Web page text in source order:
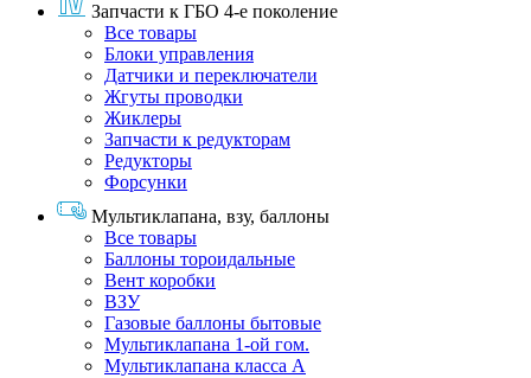
Запчасти к ГБО 4-е поколение
Все товары
Блоки управления
Датчики и переключатели
Жгуты проводки
Жиклеры
Запчасти к редукторам
Редукторы
Форсунки
Мультиклапана, взу, баллоны
Все товары
Баллоны тороидальные
Вент коробки
ВЗУ
Газовые баллоны бытовые
Мультиклапана 1-ой гом.
Мультиклапана класса А